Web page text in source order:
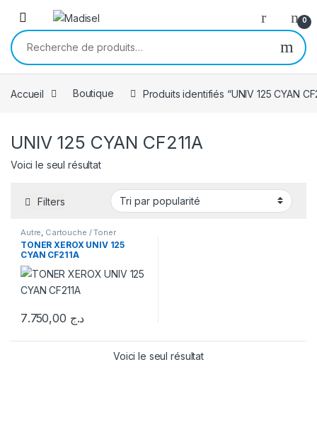
Skip to navigation
Skip to content
0
Recherche pour :
Accueil Boutique Produits identifiés “UNIV 125 CYAN
UNIV 125 CYAN CF211A
Voici le seul résultat
Filters
Autre Cartouche / Toner
TONER XEROX UNIV 125
CYAN CF211A
د.ج
Voici le seul résultat